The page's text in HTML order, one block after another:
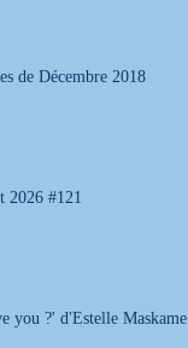
de Décembre 2018
2026 #121
you ?' d'Estelle Maskame